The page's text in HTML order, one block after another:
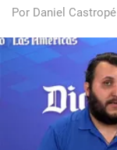
Por Daniel Castropé